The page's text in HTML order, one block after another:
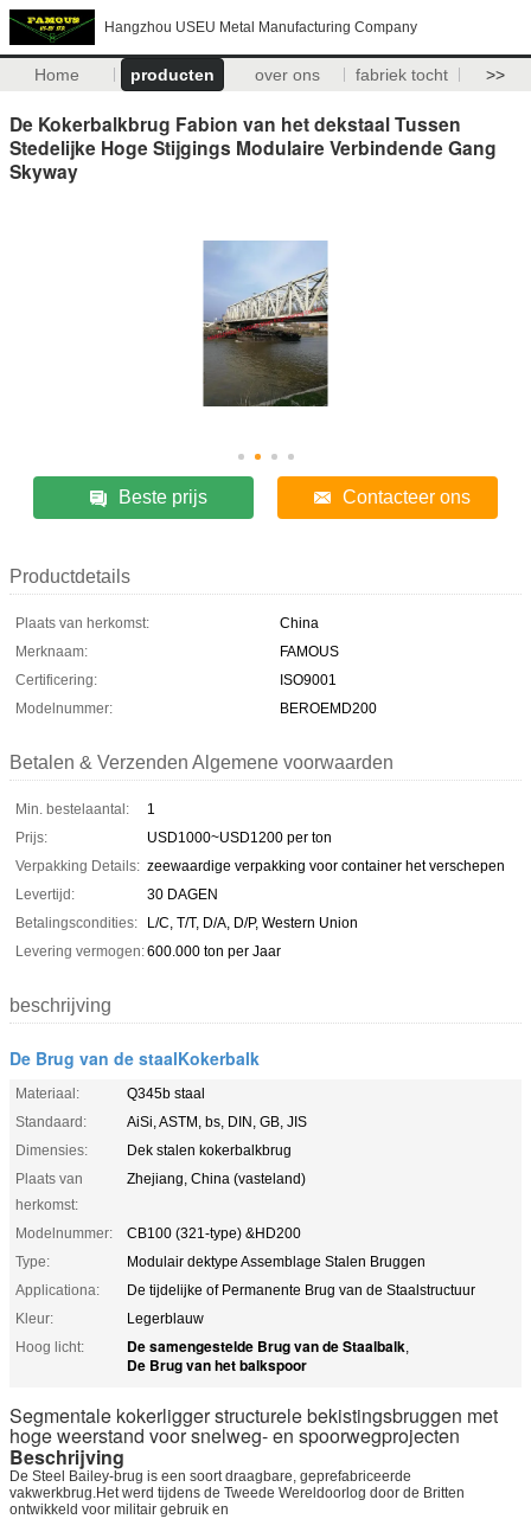
Hangzhou USEU Metal Manufacturing Company
Home producten over ons fabriek tocht >>
De Kokerbalkbrug Fabion van het dekstaal Tussen
Stedelijke Hoge Stijgings Modulaire Verbindende Gang
Skyway
Beste prijs Contacteer ons
Productdetails
Plaats van herkomst:
China
Merknaam:
FAMOUS
Certificering:
ISO9001
Modelnummer:
BEROEMD200
Betalen & Verzenden Algemene voorwaarden
Min. bestelaantal:
1
Prijs:
USD1000~USD1200 per ton
Verpakking Details: zeewaardige verpakking voor container het verschepen
Levertijd:
30 DAGEN
Betalingscondities:
L/C, T/T, D/A, D/P, Western Union
Levering vermogen:600.000 ton per Jaar
beschrijving
De Brug van de staalKokerbalk
Materiaal:
Q345b staal
Standaard:
AiSi, ASTM, bs, DIN, GB, JIS
Dimensies:
Dek stalen kokerbalkbrug
Plaats van
herkomst:
Zhejiang, China (vasteland)
Modelnummer:
CB100 (321-type) &HD200
Type:
Modulair dektype Assemblage Stalen Bruggen
Applicationa:
De tijdelijke of Permanente Brug van de Staalstructuur
Kleur:
Legerblauw
Hoog licht:
De samengestelde Brug van de Staalbalk,
De Brug van het balkspoor
Segmentale kokerligger structurele bekistingsbruggen met
hoge weerstand voor snelweg- en spoorwegprojecten
Beschrijving
De Steel Bailey-brug is een soort draagbare, geprefabriceerde
vakwerkbrug.Het werd tijdens de Tweede Wereldoorlog door de Britten
ontwikkeld voor militair gebruik en